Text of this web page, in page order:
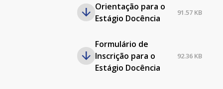
Orientação para o
Estágio Docência
91.57 KB
Formulário de
Inscrição para o
Estágio Docência
92.36 KB